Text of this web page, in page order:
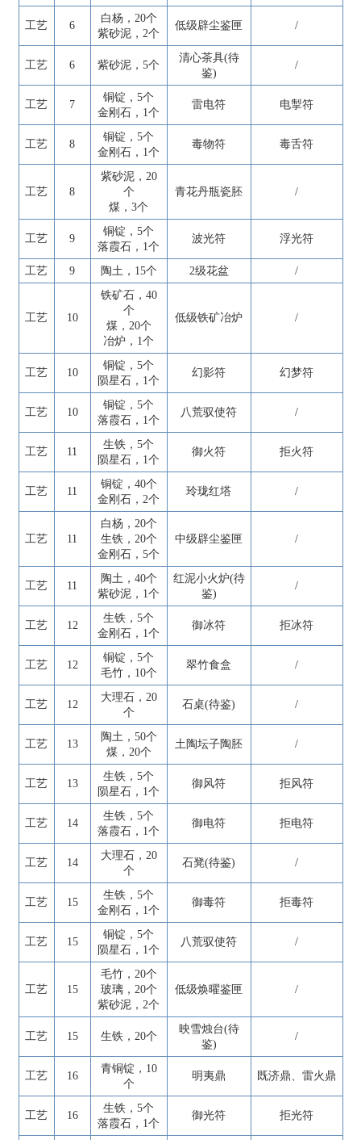
工艺 6
白杨，20个
紫砂泥，2个
低级辟尘鉴匣 /
工艺 6 紫砂泥，5个
清心茶具(待
鉴)
/
工艺 7
铜锭，5个
金刚石，1个
雷电符 电掣符
工艺 8
铜锭，5个
金刚石，1个
毒物符 毒舌符
工艺 8
紫砂泥，20
个
煤，3个
青花丹瓶瓷胚 /
工艺 9
铜锭，5个
落霞石，1个
波光符 浮光符
工艺 9 陶土，15个 2级花盆 /
工艺 10
铁矿石，40
个
煤，20个
冶炉，1个
低级铁矿冶炉 /
工艺 10
铜锭，5个
陨星石，1个
幻影符 幻梦符
工艺 10
铜锭，5个
落霞石，1个
八荒驭使符 /
工艺 11
生铁，5个
陨星石，1个
御火符 拒火符
工艺 11
铜锭，40个
金刚石，2个
玲珑红塔 /
工艺 11
白杨，20个
生铁，20个
金刚石，5个
中级辟尘鉴匣 /
工艺 11
陶土，40个
紫砂泥，1个
红泥小火炉(待
鉴)
/
工艺 12
生铁，5个
金刚石，1个
御冰符 拒冰符
工艺 12
铜锭，5个
毛竹，10个
翠竹食盒 /
工艺 12
大理石，20
个
石桌(待鉴) /
工艺 13
陶土，50个
煤，20个
土陶坛子陶胚 /
工艺 13
生铁，5个
陨星石，1个
御风符 拒风符
工艺 14
生铁，5个
落霞石，1个
御电符 拒电符
工艺 14
大理石，20
个
石凳(待鉴) /
工艺 15
生铁，5个
金刚石，1个
御毒符 拒毒符
工艺 15
铜锭，5个
陨星石，1个
八荒驭使符 /
工艺 15
毛竹，20个
玻璃，20个
紫砂泥，2个
低级焕曜鉴匣 /
工艺 15 生铁，20个
映雪烛台(待
鉴)
/
工艺 16
青铜锭，10
个
明夷鼎 既济鼎、雷火鼎
工艺 16
生铁，5个
落霞石，1个
御光符 拒光符